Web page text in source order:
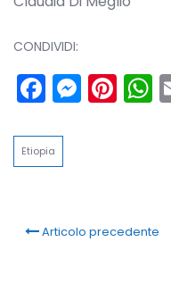
CONDIVIDI:
Etiopia
Articolo precedente